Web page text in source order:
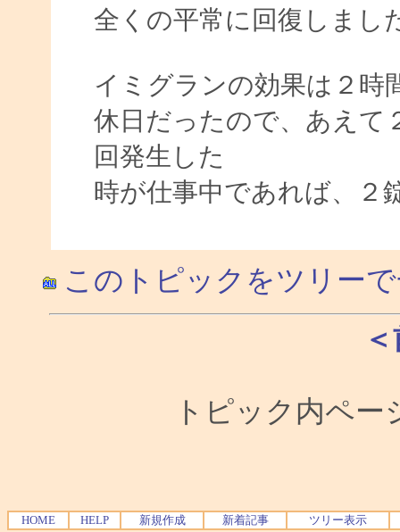
全くの平常に回復しまし
イミグランの効果は２時
休日だったので、あえて
回発生した
時が仕事中であれば、２
このトピックをツリー
トピック内ペー
HOME HELP 新規作成 新着記事 ツリー表示